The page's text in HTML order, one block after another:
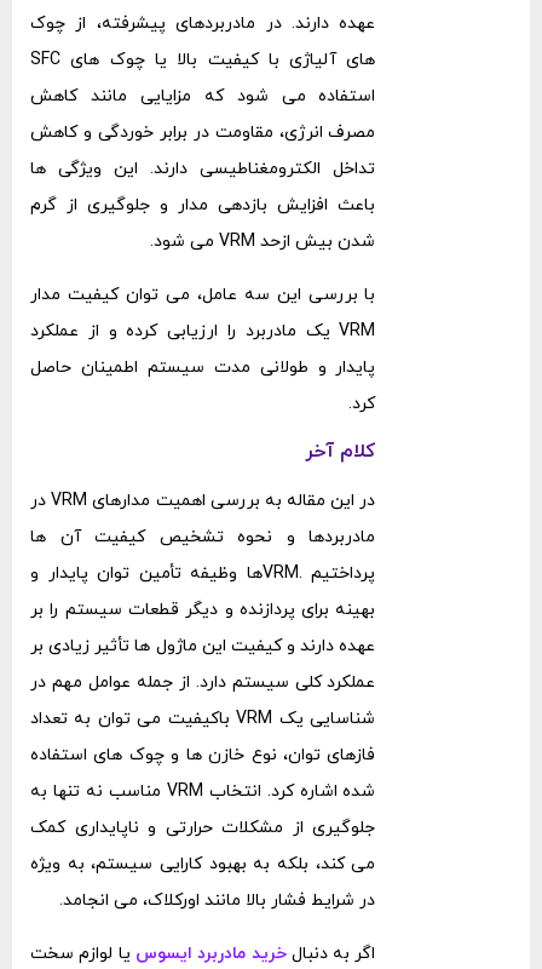
عهده دارند. در مادربردهای پیشرفته، از چوک‌
های آلیاژی با کیفیت بالا یا چوک ‌های SFC
استفاده می ‌شود که مزایایی مانند کاهش
مصرف انرژی، مقاومت در برابر خوردگی و کاهش
تداخل الکترومغناطیسی دارند. این ویژگی ‌ها
باعث افزایش بازدهی مدار و جلوگیری از گرم
شدن بیش ‌ازحد VRM می ‌شود.
با بررسی این سه عامل، می‌ توان کیفیت مدار
VRM یک مادربرد را ارزیابی کرده و از عملکرد
پایدار و طولانی ‌مدت سیستم اطمینان حاصل
کرد.
کلام آخر
در این مقاله به بررسی اهمیت مدارهای VRM در
مادربردها و نحوه تشخیص کیفیت آن‌ ها
پرداختیم .VRMها وظیفه تأمین توان پایدار و
بهینه برای پردازنده و دیگر قطعات سیستم را بر
عهده دارند و کیفیت این ماژول ‌ها تأثیر زیادی بر
عملکرد کلی سیستم دارد. از جمله عوامل مهم در
شناسایی یک VRM باکیفیت می ‌توان به تعداد
فازهای توان، نوع خازن ‌ها و چوک ‌های استفاده‌
شده اشاره کرد. انتخاب VRM مناسب نه تنها به
جلوگیری از مشکلات حرارتی و ناپایداری کمک
می ‌کند، بلکه به بهبود کارایی سیستم، به‌ ویژه
در شرایط فشار بالا مانند اورکلاک، می ‌انجامد.
اگر به دنبالخرید مادربرد ایسوسیا لوازم سخت